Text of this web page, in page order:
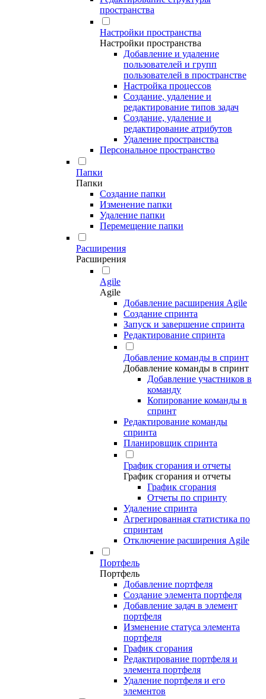
пространства
Настройки пространства
Настройки пространства
Добавление и удаление
пользователей и групп
пользователей в пространстве
Настройка процессов
Создание, удаление и
редактирование типов задач
Создание, удаление и
редактирование атрибутов
Удаление пространства
Персональное пространство
Папки
Папки
Создание папки
Изменение папки
Удаление папки
Перемещение папки
Расширения
Расширения
Agile
Agile
Добавление расширения Agile
Создание спринта
Запуск и завершение спринта
Редактирование спринта
Добавление команды в спринт
Добавление команды в спринт
Добавление участников в
команду
Копирование команды в
спринт
Редактирование команды
спринта
Планировщик спринта
График сгорания и отчеты
График сгорания и отчеты
График сгорания
Отчеты по спринту
Удаление спринта
Агрегированная статистика по
спринтам
Отключение расширения Agile
Портфель
Портфель
Добавление портфеля
Создание элемента портфеля
Добавление задач в элемент
портфеля
Изменение статуса элемента
портфеля
График сгорания
Редактирование портфеля и
элемента портфеля
Удаление портфеля и его
элементов